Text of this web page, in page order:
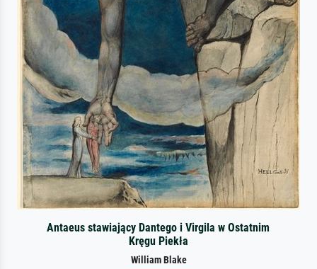
Antaeus stawiający Dantego i Virgila w Ostatnim
Kręgu Piekła
William Blake